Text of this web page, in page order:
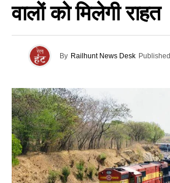
वालों को मिलेगी राहत
By Railhunt News Desk Published